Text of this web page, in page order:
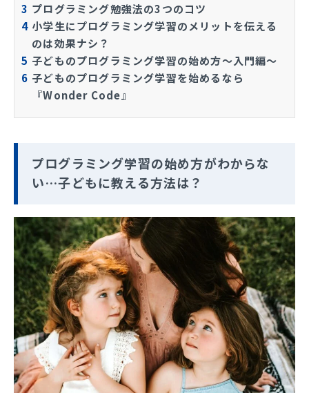
3 プログラミング勉強法の3つのコツ
4 小学生にプログラミング学習のメリットを伝える
のは効果ナシ？
5 子どものプログラミング学習の始め方～入門編～
6 子どものプログラミング学習を始めるなら
『Wonder Code』
プログラミング学習の始め方がわからな
い…子どもに教える方法は？